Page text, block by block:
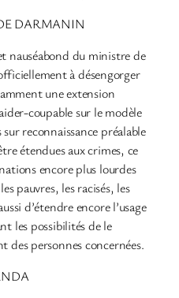
DARMANIN
nauséabond du ministre de
à désengorger
une extension
coupable sur le modèle
reconnaissance préalable
étendues aux crimes, ce
encore plus lourdes
pauvres, les racisés, les
d’étendre encore l’usage
les possibilités de le
des personnes concernées.